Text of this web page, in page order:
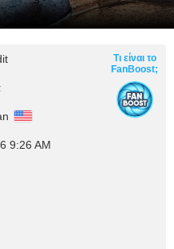
9:26 AM
Τι είναι το
FanBoost;